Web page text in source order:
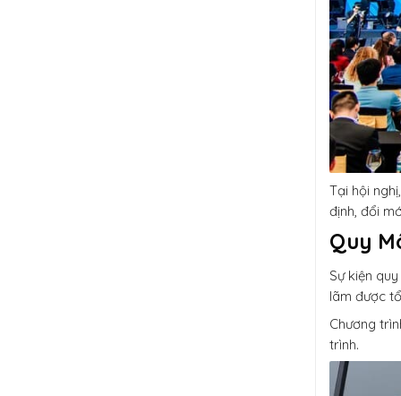
Tại hội
định, đổi
Quy
Sự kiện
lãm được
Chương
trình.